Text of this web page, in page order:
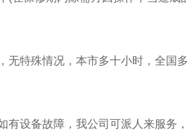
无特殊情况，本市多十小时，全国
有设备故障，我公司可派人来服务